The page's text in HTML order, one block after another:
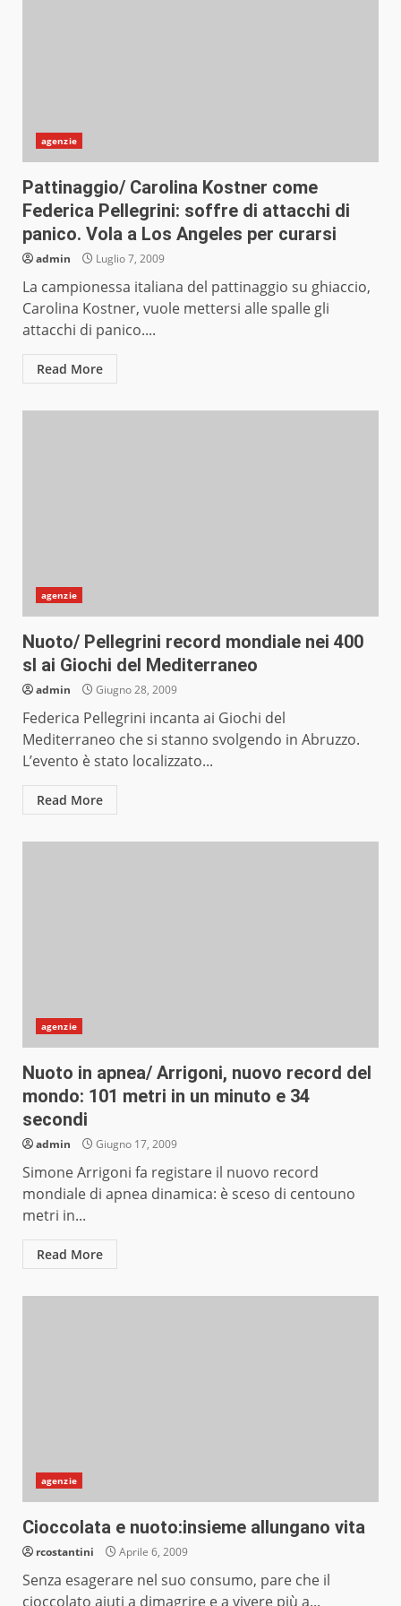
agenzie
Pattinaggio/ Carolina Kostner come
Federica Pellegrini: soffre di attacchi di
panico. Vola a Los Angeles per curarsi
admin Luglio 7, 2009
La campionessa italiana del pattinaggio su ghiaccio,
Carolina Kostner, vuole mettersi alle spalle gli
attacchi di panico....
Read More
agenzie
Nuoto/ Pellegrini record mondiale nei 400
sl ai Giochi del Mediterraneo
admin Giugno 28, 2009
Federica Pellegrini incanta ai Giochi del
Mediterraneo che si stanno svolgendo in Abruzzo.
L’evento è stato localizzato...
Read More
agenzie
Nuoto in apnea/ Arrigoni, nuovo record del
mondo: 101 metri in un minuto e 34
secondi
admin Giugno 17, 2009
Simone Arrigoni fa registare il nuovo record
mondiale di apnea dinamica: è sceso di centouno
metri in...
Read More
agenzie
Cioccolata e nuoto:insieme allungano vita
rcostantini Aprile 6, 2009
Senza esagerare nel suo consumo, pare che il
cioccolato aiuti a dimagrire e a vivere più a...